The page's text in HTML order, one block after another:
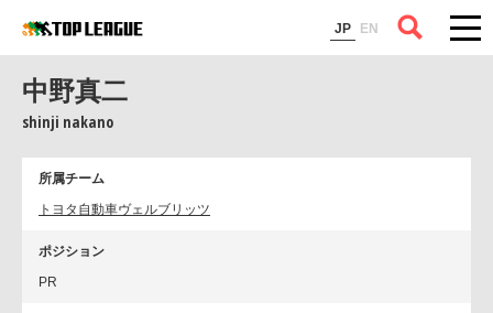
JP EN
コラム
中野真二
shinji nakano
所属チーム
トヨタ自動車ヴェルブリッツ
ポジション
PR